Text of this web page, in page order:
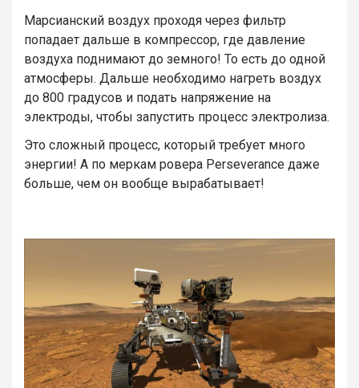
Марсианский воздух проходя через фильтр
попадает дальше в компрессор, где давление
воздуха поднимают до земного! То есть до одной
атмосферы. Дальше необходимо нагреть воздух
до 800 градусов и подать напряжение на
электроды, чтобы запустить процесс электролиза.
Это сложный процесс, который требует много
энергии! А по меркам ровера Perseverance даже
больше, чем он вообще вырабатывает!